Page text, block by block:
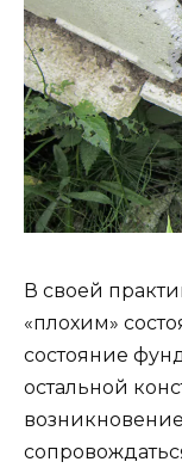
В своей
«плохим»
состояние
остальной